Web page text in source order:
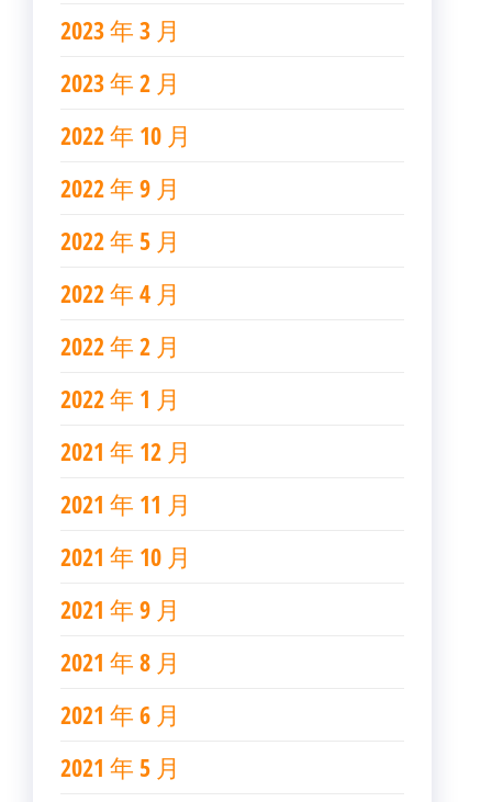
2023 年 3 月
2023 年 2 月
2022 年 10 月
2022 年 9 月
2022 年 5 月
2022 年 4 月
2022 年 2 月
2022 年 1 月
2021 年 12 月
2021 年 11 月
2021 年 10 月
2021 年 9 月
2021 年 8 月
2021 年 6 月
2021 年 5 月